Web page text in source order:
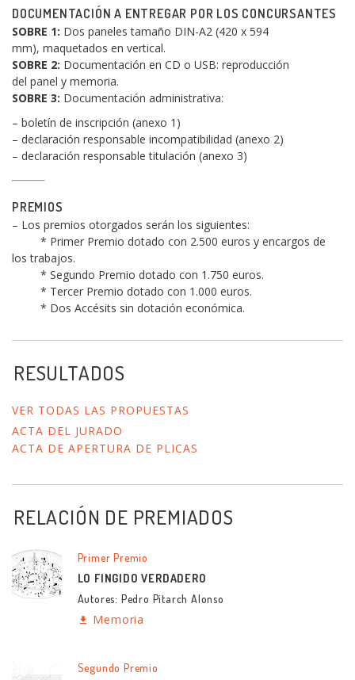
DOCUMENTACIÓN A ENTREGAR POR LOS CONCURSANTES
SOBRE 1: Dos paneles tamaño DIN-A2 (420 x 594
mm), maquetados en vertical.
SOBRE 2: Documentación en CD o USB: reproducción
del panel y memoria.
SOBRE 3: Documentación administrativa:
– boletín de inscripción (anexo 1)
– declaración responsable incompatibilidad (anexo 2)
– declaración responsable titulación (anexo 3)
PREMIOS
– Los premios otorgados serán los siguientes:
* Primer Premio dotado con 2.500 euros y encargos de
los trabajos.
* Segundo Premio dotado con 1.750 euros.
* Tercer Premio dotado con 1.000 euros.
* Dos Accésits sin dotación económica.
RESULTADOS
VER TODAS LAS PROPUESTAS
ACTA DEL JURADO
ACTA DE APERTURA DE PLICAS
RELACIÓN DE PREMIADOS
Primer Premio
LO FINGIDO VERDADERO
Autores: Pedro Pitarch Alonso
Memoria
Segundo Premio